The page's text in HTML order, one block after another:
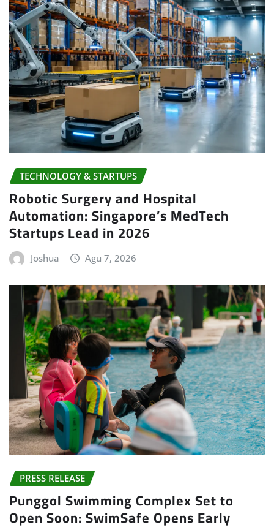
TECHNOLOGY & STARTUPS
Robotic Surgery and Hospital
Automation: Singapore’s MedTech
Startups Lead in 2026
Joshua Agu 7, 2026
PRESS RELEASE
Punggol Swimming Complex Set to
Open Soon: SwimSafe Opens Early